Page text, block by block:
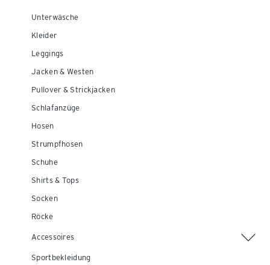
Unterwäsche
Kleider
Leggings
Jacken & Westen
Pullover & Strickjacken
Schlafanzüge
Hosen
Strumpfhosen
Schuhe
Shirts & Tops
Socken
Röcke
Accessoires
Sportbekleidung